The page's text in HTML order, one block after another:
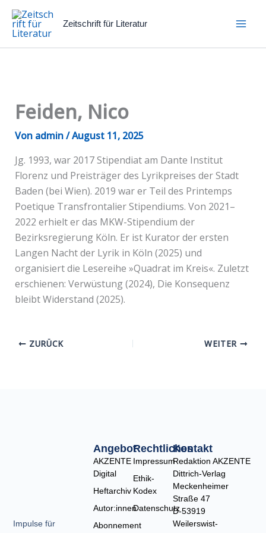
Zum
Inhalt
springen
Zeitschrift für Literatur
Feiden, Nico
Von admin/August 11, 2025
Jg. 1993, war 2017 Stipendiat am Dante Institut
Florenz und Preisträger des Lyrikpreises der Stadt
Baden (bei Wien). 2019 war er Teil des Printemps
Poetique Transfrontalier Stipendiums. Von 2021–
2022 erhielt er das MKW-Stipendium der
Bezirksregierung Köln. Er ist Kurator der ersten
Langen Nacht der Lyrik in Köln (2025) und
organisiert die Lesereihe »Quadrat im Kreis«. Zuletzt
erschienen: Verwüstung (2024), Die Konsequenz
bleibt Widerstand (2025).
ZURÜCK WEITER
Impulse für
Rechtliches
Impressum
Ethik-
Kodex
Datenschutz
Angebot
AKZENTE
Digital
Heftarchiv
Autor:innen
Abonnement
Kontakt
Redaktion AKZENTE
Dittrich-Verlag
Meckenheimer
Straße 47
D-53919
Weilerswist-